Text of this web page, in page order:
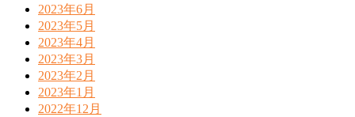
2023年6月
2023年5月
2023年4月
2023年3月
2023年2月
2023年1月
2022年12月